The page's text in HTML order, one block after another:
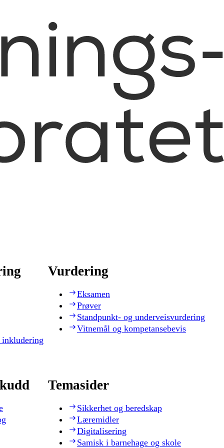
Vurdering
Eksamen
Prøver
Standpunkt- og underveisvurdering
Vitnemål og kompetansebevis
Temasider
Sikkerhet og beredskap
Læremidler
Digitalisering
Samisk i barnehage og skole